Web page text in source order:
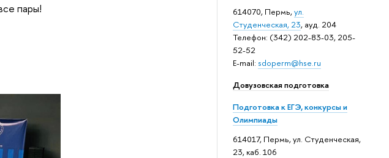
614070, Пермь,ул.
Студенческая, 23, ауд. 204
Телефон: (342) 202-83-03, 205-
52-52
E-mail: sdoperm@hse.ru
Довузовская подготовка
Подготовка к ЕГЭ, конкурсы и
Олимпиады
614017, Пермь, ул. Студенческая,
23, каб. 106
пары!